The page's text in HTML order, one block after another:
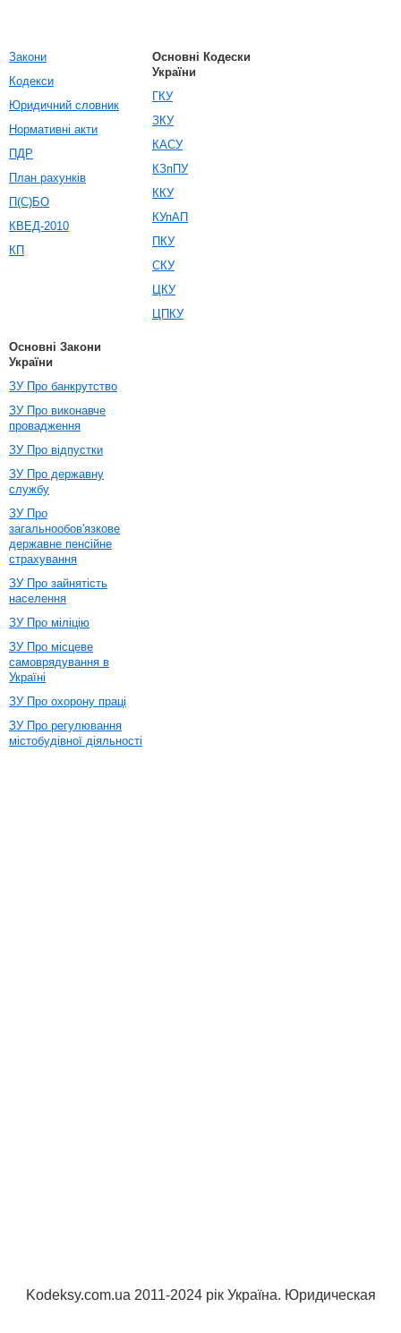
Закони
Кодекси
Юридичний словник
Нормативні акти
ПДР
План рахунків
П(С)БО
КВЕД-2010
КП
Основні Кодески
України
ГКУ
ЗКУ
КАСУ
КЗпПУ
ККУ
КУпАП
ПКУ
СКУ
ЦКУ
ЦПКУ
Основні Закони
України
ЗУ Про банкрутство
ЗУ Про виконавче
провадження
ЗУ Про відпустки
ЗУ Про державну
службу
ЗУ Про
загальнообов'язкове
державне пенсійне
страхування
ЗУ Про зайнятість
населення
ЗУ Про міліцію
ЗУ Про місцеве
самоврядування в
Україні
ЗУ Про охорону праці
ЗУ Про регулювання
містобудівної діяльності
Kodeksy.com.ua 2011-2024 рік Україна. Юридическая